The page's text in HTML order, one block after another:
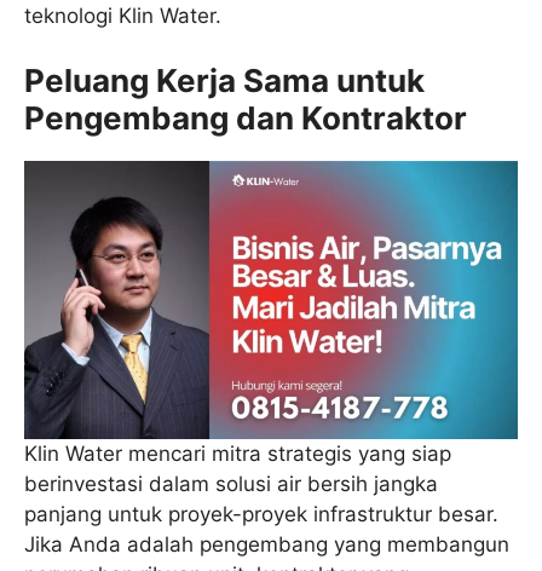
teknologi Klin Water.
Peluang Kerja Sama untuk
Pengembang dan Kontraktor
Klin Water mencari mitra strategis yang siap
berinvestasi dalam solusi air bersih jangka
panjang untuk proyek-proyek infrastruktur besar.
Jika Anda adalah pengembang yang membangun